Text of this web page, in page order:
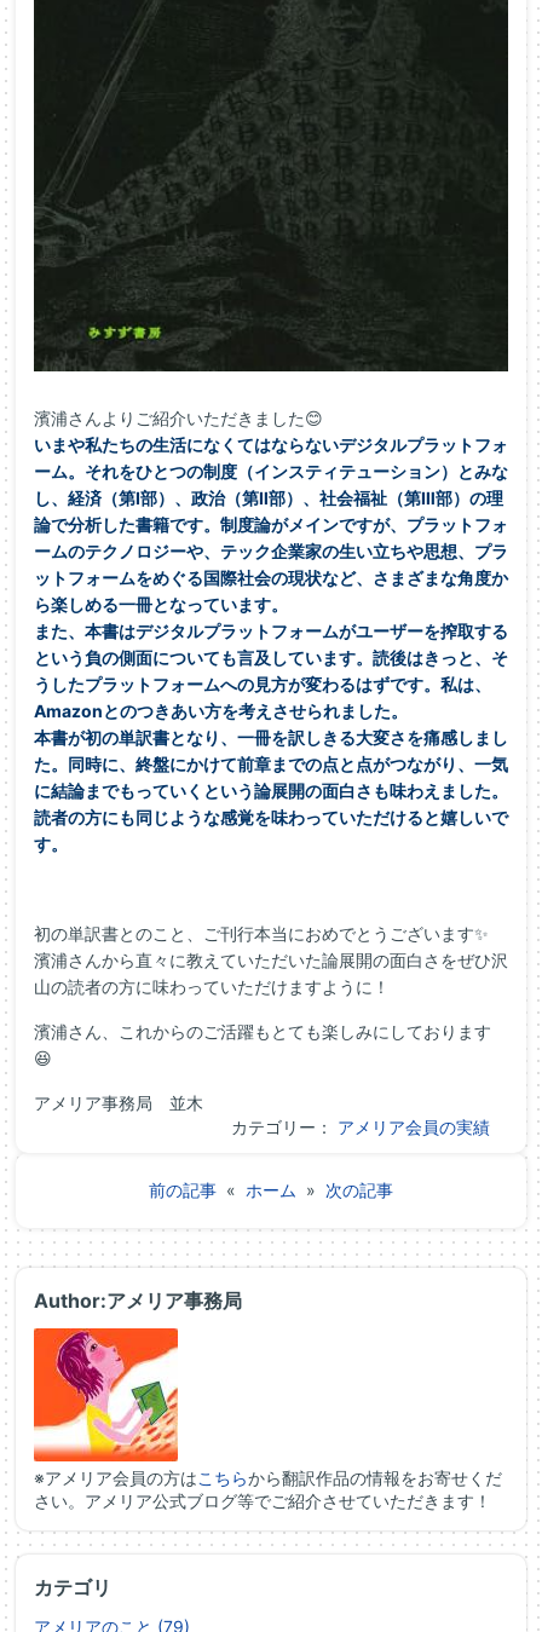
濱浦さんよりご紹介いただきました😊
いまや私たちの生活になくてはならないデジタルプラッ トフォ
ーム。それをひとつの制度（インスティテューション） とみな
し、経済（第Ⅰ部）、政治（第Ⅱ部）、社会福祉（第Ⅲ部） の理
論で分析した書籍です。制度論がメインですが、プラットフォ
ームのテクノロジーや、テック企業家の生い立ちや思想、プラ
ットフォームをめぐる国際社会の現状など、さまざまな角度か
ら楽しめる一冊となっています。
また、本書はデジタルプラットフォームがユーザーを搾取する
という負の側面についても言及しています。読後はきっと、そ
うしたプラットフォームへの見方が変わるはずです。私は、
Amazonとのつきあい方を考えさせられました。
本書が初の単訳書となり、一冊を訳しきる大変さを痛感しまし
た。
同時に、終盤にかけて前章までの点と点がつながり、一気
に結論までもっていくという論展開の面白さも味わえました。
読者の方にも同じような感覚を味わっていただけると嬉しいで
す。
初の単訳書とのこと、ご刊行本当におめでとうございます✨
濱浦さんから直々に教えていただいた論展開の面白さをぜひ沢
山の読者の方に味わっていただけますように！
濱浦さん、これからのご活躍もとても楽しみにしております
😆
アメリア事務局 並木
カテゴリー： アメリア会員の実績
前の記事 « ホーム » 次の記事
Author:アメリア事務局
※アメリア会員の方はこちらから翻訳作品の情報をお寄せくだ
さい。アメリア公式ブログ等でご紹介させていただきます！
カテゴリ
アメリアのこと (79)